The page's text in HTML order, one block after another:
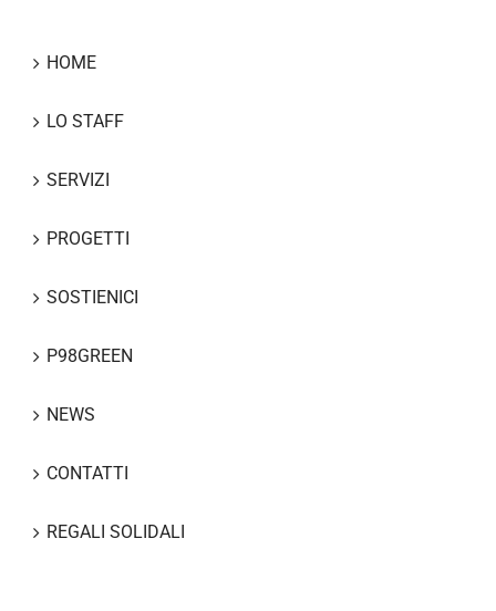
HOME
LO STAFF
SERVIZI
PROGETTI
SOSTIENICI
P98GREEN
NEWS
CONTATTI
REGALI SOLIDALI